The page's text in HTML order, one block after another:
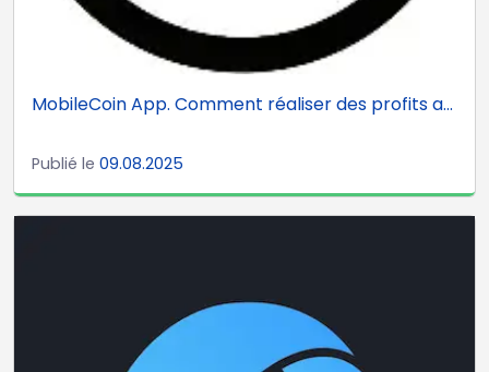
MobileCoin App. Comment réaliser des profits a...
Publié le 09.08.2025